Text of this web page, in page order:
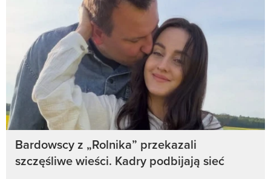
Bardowscy z „Rolnika” przekazali
szczęśliwe wieści. Kadry podbijają sieć